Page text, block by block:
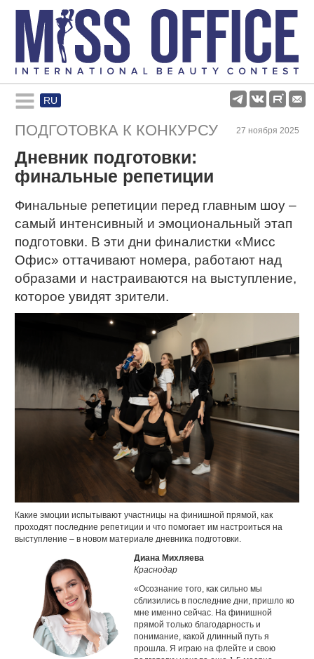
RU
Rules and regulations
About pageant
Participants
Gallery
ПОДГОТОВКА К КОНКУРСУ 27 ноября 2025
Дневник подготовки:
финальные репетиции
Финальные репетиции перед главным шоу –
самый интенсивный и эмоциональный этап
подготовки. В эти дни финалистки «Мисс
Офис» оттачивают номера, работают над
образами и настраиваются на выступление,
которое увидят зрители.
Какие эмоции испытывают участницы на финишной прямой, как
проходят последние репетиции и что помогает им настроиться на
выступление – в новом материале дневника подготовки.
Диана Михляева
Краснодар
«Осознание того, как сильно мы
сблизились в последние дни, пришло ко
мне именно сейчас. На финишной
прямой только благодарность и
понимание, какой длинный путь я
прошла. Я играю на флейте и свою